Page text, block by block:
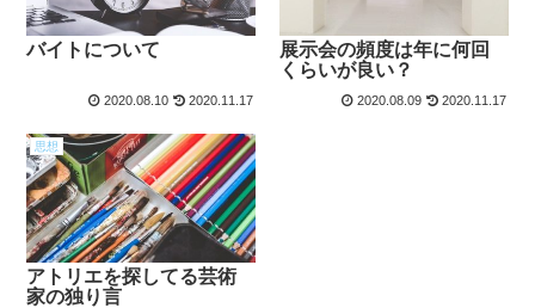
バイトについて
2020.08.10 2020.11.17
展示会の頻度は年に何回
くらいが良い？
2020.08.09 2020.11.17
思想
アトリエを探してる芸術
家の独り言